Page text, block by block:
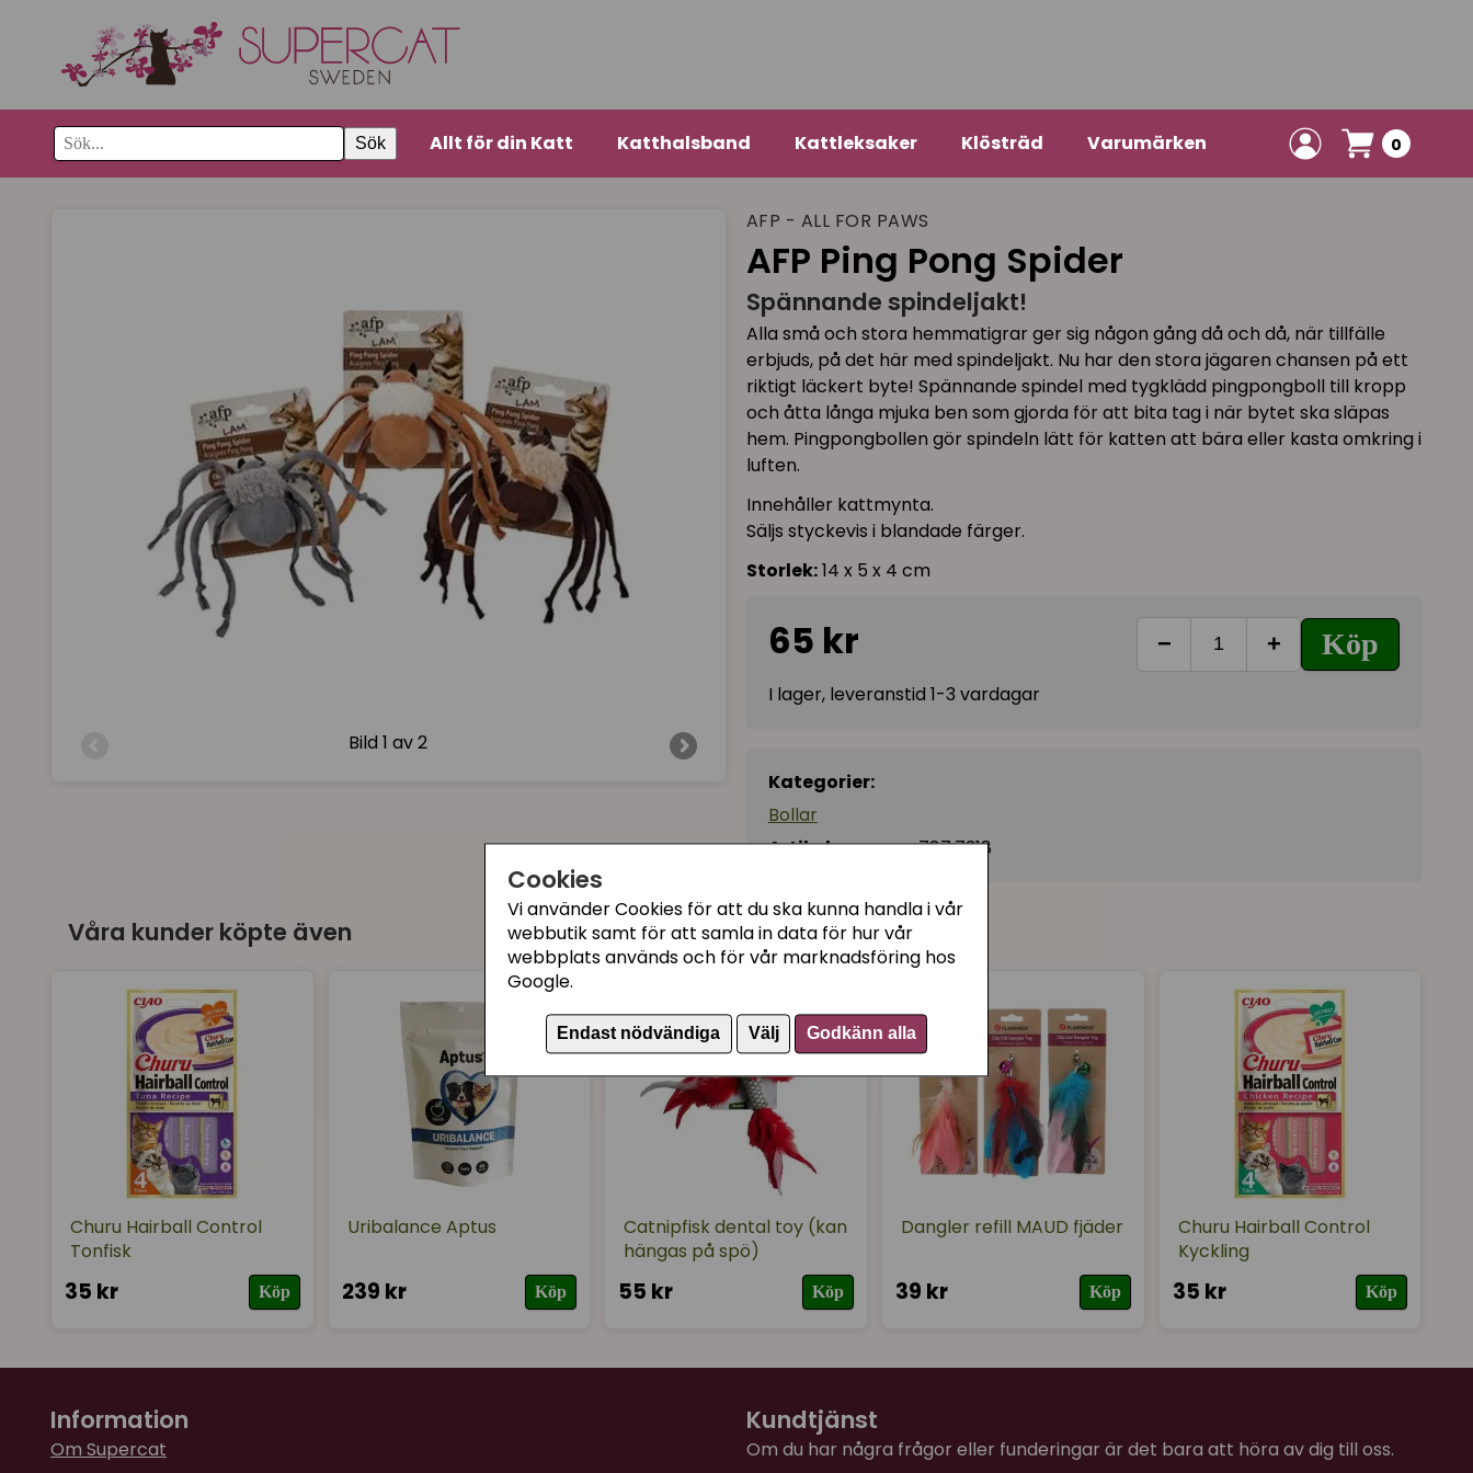
Cookies
Vi använder Cookies för att du ska kunna handla i vår
webbutik samt för att samla in data för hur vår
webbplats används och för vår marknadsföring hos
Google.
Endast nödvändiga Välj Godkänn alla
Sök Allt för din Katt Katthalsband Kattleksaker Klösträd Varumärken 0
Bild1 av 2
AFP - ALL FOR PAWS
AFP Ping Pong Spider
Spännande spindeljakt!
Alla små och stora hemmatigrar ger sig någon gång då och då, när tillfälle
erbjuds, på det här med spindeljakt. Nu har den stora jägaren chansen på ett
riktigt läckert byte! Spännande spindel med tygklädd pingpongboll till kropp
och åtta långa mjuka ben som gjorda för att bita tag i när bytet ska släpas
hem. Pingpongbollen gör spindeln lätt för katten att bära eller kasta omkring i
luften.
Innehåller kattmynta.
Säljs styckevis i blandade färger.
Storlek:14 x 5 x 4 cm
65 kr − + Köp
I lager, leveranstid 1-3 vardagar
Kategorier:
Bollar
Artikelnummer:787.7318
Våra kunder köpte även
Churu Hairball Control
Tonfisk
35 kr Köp
Uribalance Aptus
239 kr Köp
Catnipfisk dental toy (kan
hängas på spö)
55 kr Köp
Dangler refill MAUD fjäder
39 kr Köp
Churu Hairball Control
Kyckling
35 kr Köp
Information
Om Supercat
Kundtjänst
Om du har några frågor eller funderingar är det bara att höra av dig till oss.